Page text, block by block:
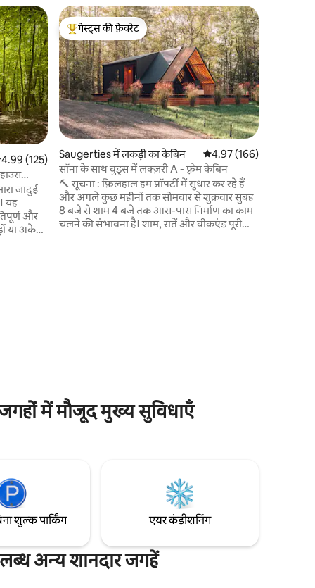
रेटिंग 5 में से 4.99, 125 समीक्षाएँ
4.99 (125)
जादुई
यह
और
या अकेले
गेस्ट्स का टॉप फ़ेवरेट
गेस्ट्स की फ़ेवरेट
Saugerties में लकड़ी का केबिन औसत रेटिंग 5 में से 4.97,
4.97 (166)
सॉना के साथ वुड्स में लक्ज़री A - फ़्रेम केबिन
🔨 सूचना : फ़िलहाल हम प्रॉपर्टी में सुधार कर रहे हैं
और अगले कुछ महीनों तक सोमवार से शुक्रवार सुबह
8 बजे से शाम 4 बजे तक आस-पास निर्माण का काम
चलने की संभावना है। शाम, रातें और वीकएंड पूरी
में मौजूद मुख्य सुविधाएँ
शुल्क पार्किंग एयर कंडीशनिंग
अन्य शानदार जगहें